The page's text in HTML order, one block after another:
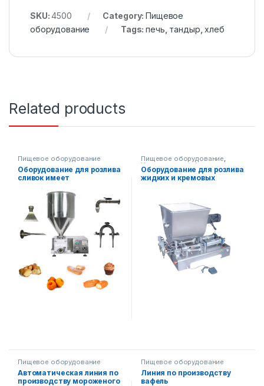
SKU:4500 Category:Пищевое
оборудование
Tags:печь тандыр ,хлеб
Related products
Пищевое оборудование
Оборудование для розлива
сливок имеет
управление.
Пищевое оборудование,
Упаковочное оборудование
Диспенсерное оборудование
Оборудование для розлива
жидких и кремовых
Пищевое оборудование
Автоматическая линия по
производству мороженого
Пищевое оборудование
Линия по производству
вафель